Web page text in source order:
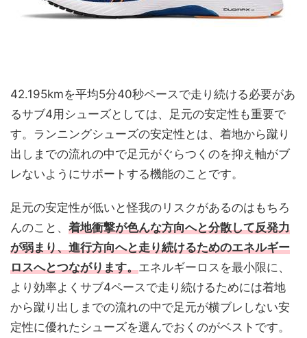
42.195kmを平均5分40秒ペースで走り続ける必要があ
るサブ4用シューズとしては、足元の安定性も重要で
す。ランニングシューズの安定性とは、着地から蹴り
出しまでの流れの中で足元がぐらつくのを抑え軸がブ
レないようにサポートする機能のことです。
足元の安定性が低いと怪我のリスクがあるのはもちろ
んのこと、 着地衝撃が色んな方向へと分散して反発力
が弱まり、進行方向へと走り続けるためのエネルギー
ロスへとつながります。エネルギーロスを最小限に、
より効率よくサブ4ペースで走り続けるためには着地
から蹴り出しまでの流れの中で足元が横ブレしない安
定性に優れたシューズを選んでおくのがベストです。